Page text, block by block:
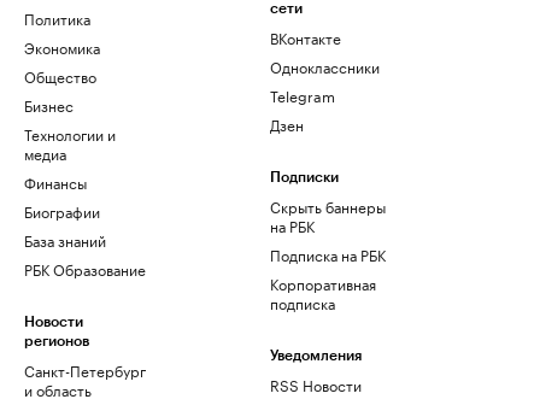
Политика
Экономика
Общество
Бизнес
Технологии и
медиа
Финансы
Биографии
База знаний
РБК Образование
Новости
регионов
Санкт-Петербург
и область
сети
ВКонтакте
Одноклассники
Telegram
Дзен
Подписки
Скрыть баннеры
на РБК
Подписка на РБК
Корпоративная
подписка
Уведомления
RSS Новости